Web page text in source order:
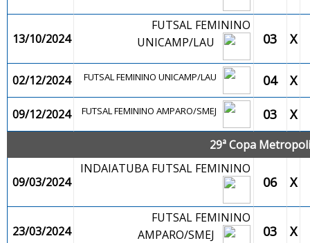
13/10/2024
FUTSAL FEMININO
UNICAMP/LAU
03 X
02/12/2024 FUTSAL FEMININO UNICAMP/LAU 04 X
09/12/2024 FUTSAL FEMININO AMPARO/SMEJ 03 X
29ª Copa
09/03/2024
INDAIATUBA FUTSAL FEMININO
06 X
23/03/2024
FUTSAL FEMININO
AMPARO/SMEJ
03 X